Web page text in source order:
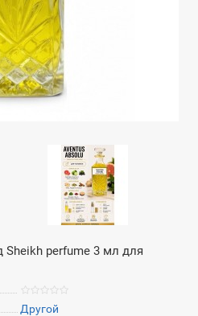
Sheikh perfume 3 мл для
Другой